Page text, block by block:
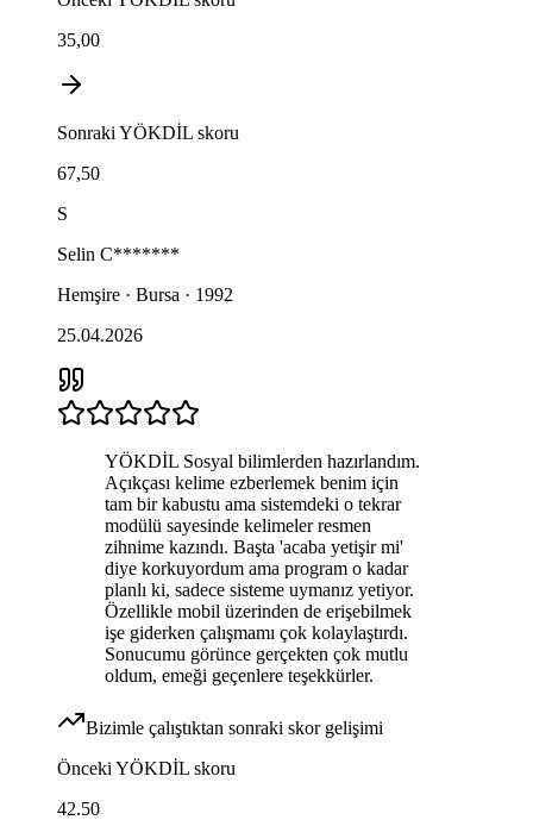
35,00
Sonraki YÖKDİL skoru
67,50
S
Selin C*******
Hemşire · Bursa · 1992
25.04.2026
YÖKDİL Sosyal bilimlerden hazırlandım.
Açıkçası kelime ezberlemek benim için
tam bir kabustu ama sistemdeki o tekrar
modülü sayesinde kelimeler resmen
zihnime kazındı. Başta 'acaba yetişir mi'
diye korkuyordum ama program o kadar
planlı ki, sadece sisteme uymanız yetiyor.
Özellikle mobil üzerinden de erişebilmek
işe giderken çalışmamı çok kolaylaştırdı.
Sonucumu görünce gerçekten çok mutlu
oldum, emeği geçenlere teşekkürler.
Bizimle çalıştıktan sonraki skor gelişimi
Önceki YÖKDİL skoru
42.50